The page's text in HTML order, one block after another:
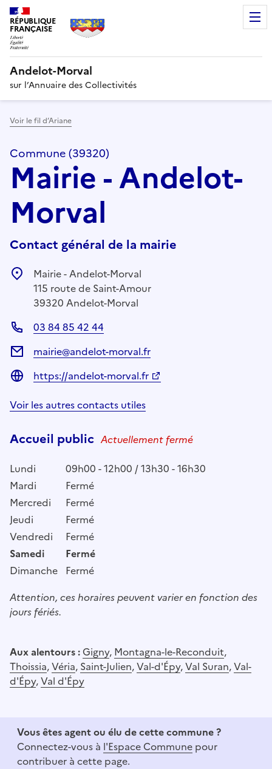
RÉPUBLIQUE
FRANÇAISE
Andelot-Morval
sur l’Annuaire des Collectivités
Voir le fil d’Ariane
Commune (39320)
Mairie - Andelot-
Morval
Contact général de la mairie
Mairie - Andelot-Morval
115 route de Saint-Amour
39320 Andelot-Morval
03 84 85 42 44
mairie@andelot-morval.fr
https://andelot-morval.fr
Voir les autres contacts utiles
Accueil public Actuellement fermé
Lundi
09h00 - 12h00 / 13h30 - 16h30
Mardi
Fermé
Mercredi
Fermé
Jeudi
Fermé
Vendredi
Fermé
Samedi
Fermé
Dimanche Fermé
Attention, ces horaires peuvent varier en fonction des
jours fériés.
Aux alentours :Gigny, Montagna-le-Reconduit,
Thoissia,Véria, Saint-Julien,Val-d'Épy,Val Suran,Val-
d'Épy,Val d'Épy
Vous êtes agent ou élu de cette commune ?
Connectez-vous à l'Espace Commune pour
contribuer à cette page.